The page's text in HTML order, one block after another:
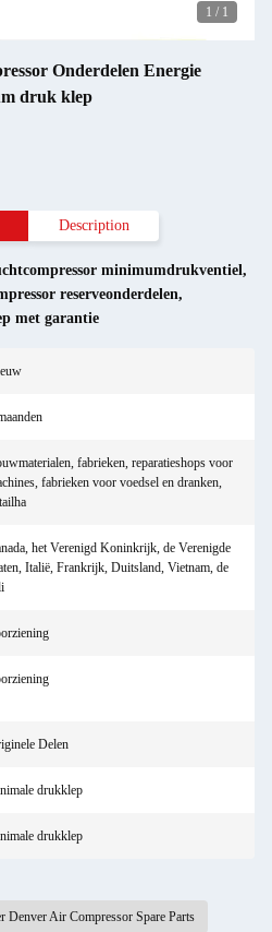
1 / 1
Onderdelen Energie
druk klep
Description
minimumdrukventiel,
reserveonderdelen,
met garantie
fabrieken, reparatieshops voor
fabrieken voor voedsel en dranken,
het Verenigd Koninkrijk, de Verenigde
Italië, Frankrijk, Duitsland, Vietnam, de
Delen
drukklep
drukklep
Denver Air Compressor Spare Parts